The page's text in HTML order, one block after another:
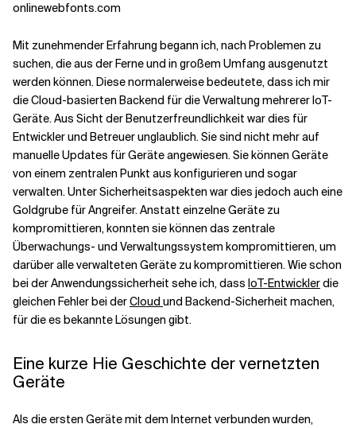
onlinewebfonts.com
Mit zunehmender Erfahrung begann ich, nach Problemen zu
suchen, die aus der Ferne und in großem Umfang ausgenutzt
werden können. Diesenormalerweise bedeutete, dass ich mir
dieCloud-basierten Backend für die Verwaltung mehrerer IoT-
Geräte.Aus Sicht der Benutzerfreundlichkeit war dies für
Entwickler und Betreuer unglaublich. Sie sind nicht mehr auf
manuelle Updates für Geräte angewiesen. Sie können Geräte
von einem zentralen Punkt aus konfigurieren und sogar
verwalten.Unter Sicherheitsaspekten war dies jedoch auch eine
Goldgrube für Angreifer. Anstatt einzelne Geräte zu
kompromittieren, konnten sie können das zentrale
Überwachungs- und Verwaltungssystem kompromittieren, um
darüber alle verwalteten Geräte zu kompromittieren.Wie schon
bei der Anwendungssicherheit sehe ich, dass IoT-Entwicklerdie
gleichen Fehler bei derCloud und Backend-Sicherheit machen,
für die es bekannte Lösungen gibt.
Eine kurze Hie Geschichte der vernetzten
Geräte
Als die ersten Geräte mit dem Internet verbunden wurden,